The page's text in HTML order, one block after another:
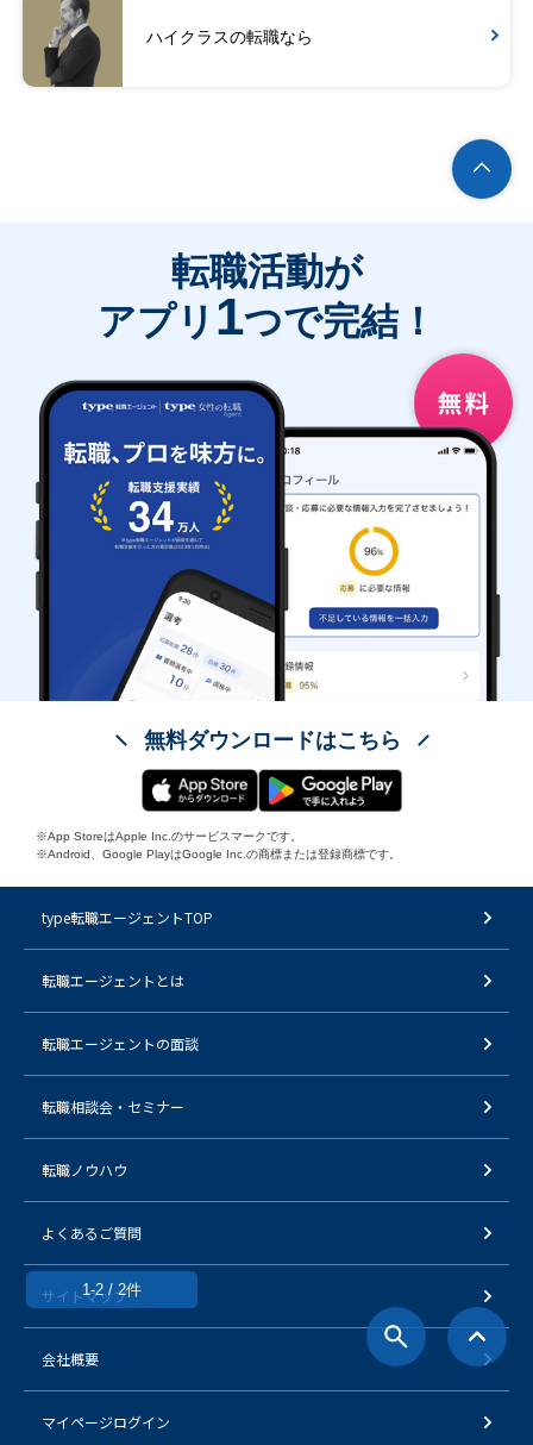
ハイクラスの転職なら
1-2 / 2件
転職活動が
アプリ 1つで完結！
無料ダウンロードはこちら
※App StoreはApple Inc.のサービスマークです。
※Android、Google PlayはGoogle Inc.の商標または登録商標です。
type転職エージェントTOP
転職エージェントとは
転職エージェントの面談
転職相談会・セミナー
転職ノウハウ
よくあるご質問
サイトマップ
会社概要
マイページログイン